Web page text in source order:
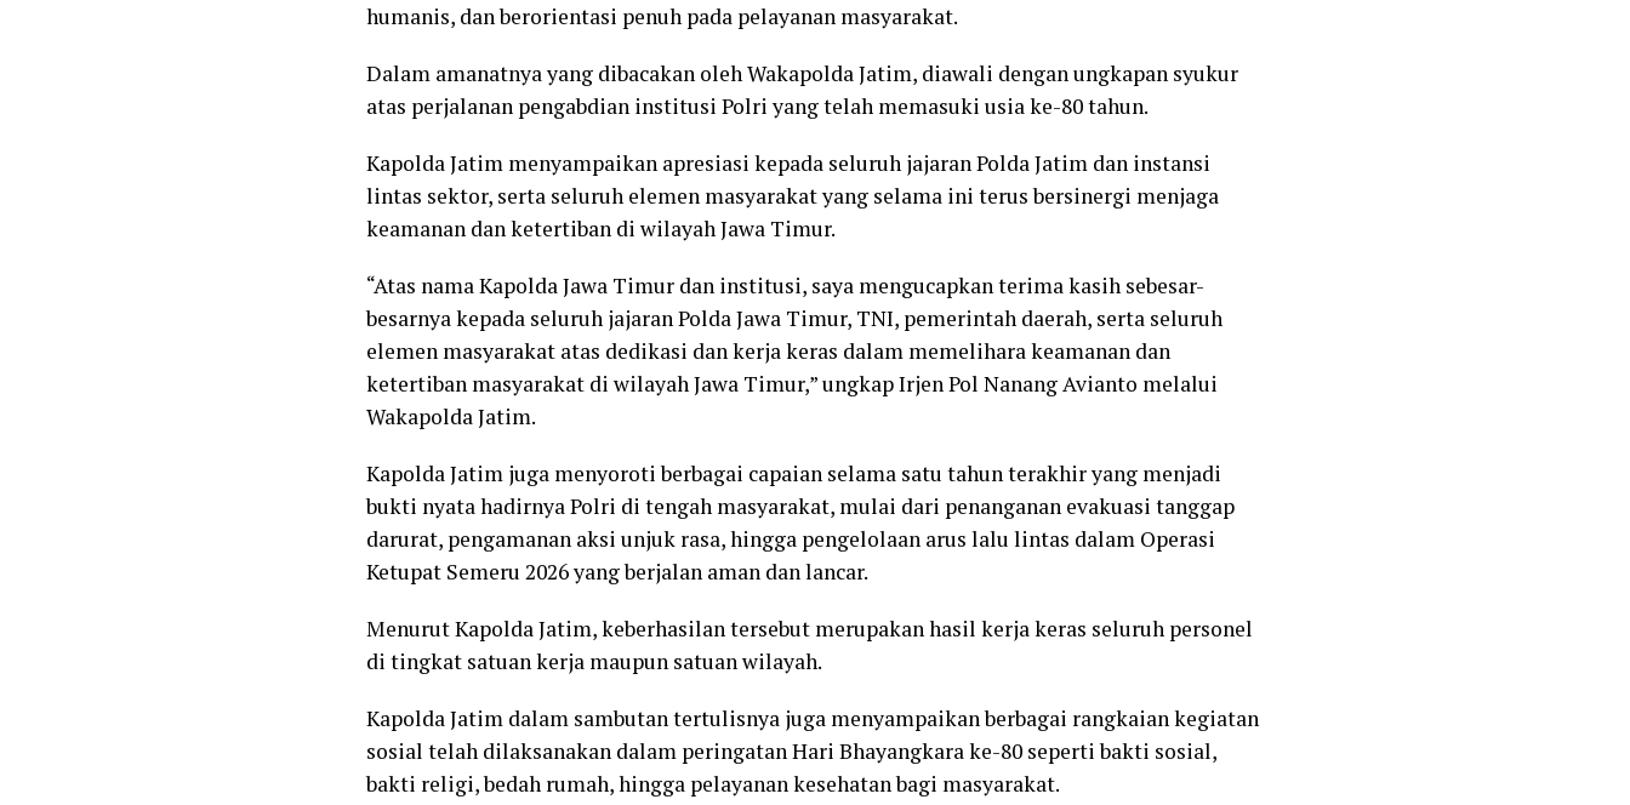
humanis, dan berorientasi penuh pada pelayanan masyarakat.
Dalam amanatnya yang dibacakan oleh Wakapolda Jatim, diawali dengan ungkapan syukur
atas perjalanan pengabdian institusi Polri yang telah memasuki usia ke-80 tahun.
Kapolda Jatim menyampaikan apresiasi kepada seluruh jajaran Polda Jatim dan instansi
lintas sektor, serta seluruh elemen masyarakat yang selama ini terus bersinergi menjaga
keamanan dan ketertiban di wilayah Jawa Timur.
“Atas nama Kapolda Jawa Timur dan institusi, saya mengucapkan terima kasih sebesar-
besarnya kepada seluruh jajaran Polda Jawa Timur, TNI, pemerintah daerah, serta seluruh
elemen masyarakat atas dedikasi dan kerja keras dalam memelihara keamanan dan
ketertiban masyarakat di wilayah Jawa Timur,” ungkap Irjen Pol Nanang Avianto melalui
Wakapolda Jatim.
Kapolda Jatim juga menyoroti berbagai capaian selama satu tahun terakhir yang menjadi
bukti nyata hadirnya Polri di tengah masyarakat, mulai dari penanganan evakuasi tanggap
darurat, pengamanan aksi unjuk rasa, hingga pengelolaan arus lalu lintas dalam Operasi
Ketupat Semeru 2026 yang berjalan aman dan lancar.
Menurut Kapolda Jatim, keberhasilan tersebut merupakan hasil kerja keras seluruh personel
di tingkat satuan kerja maupun satuan wilayah.
Kapolda Jatim dalam sambutan tertulisnya juga menyampaikan berbagai rangkaian kegiatan
sosial telah dilaksanakan dalam peringatan Hari Bhayangkara ke-80 seperti bakti sosial,
bakti religi, bedah rumah, hingga pelayanan kesehatan bagi masyarakat.